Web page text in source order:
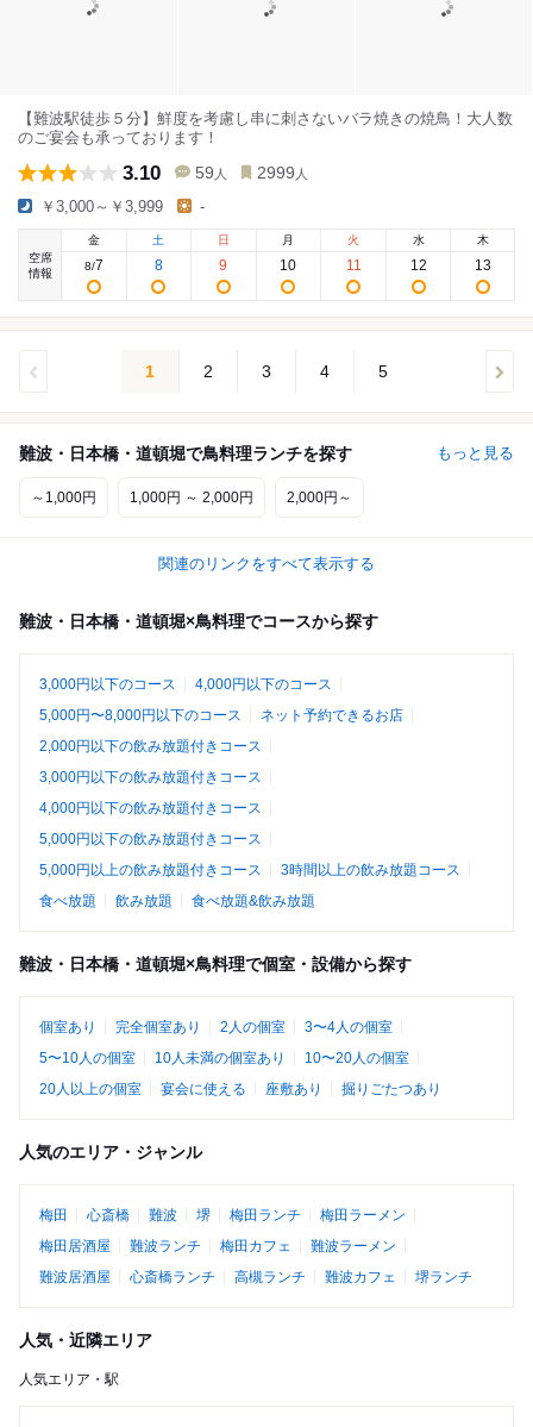
【難波駅徒歩５分】鮮度を考慮し串に刺さないバラ焼きの焼鳥！大人数
のご宴会も承っております！
3.10 59 人 2999 人
￥3,000～￥3,999 -
空席
情報
金
8/7
土
8
日
9
月
10
火
11
水
12
木
13
1 2 3 4 5
難波・日本橋・道頓堀で鳥料理ランチを探す もっと見る
～1,000円 1,000円 ～ 2,000円 2,000円～
関連のリンクをすべて表示する
難波・日本橋・道頓堀×鳥料理でコースから探す
3,000円以下のコース
4,000円以下のコース
5,000円〜8,000円以下のコース
ネット予約できるお店
2,000円以下の飲み放題付きコース
3,000円以下の飲み放題付きコース
4,000円以下の飲み放題付きコース
5,000円以下の飲み放題付きコース
5,000円以上の飲み放題付きコース
3時間以上の飲み放題コース
食べ放題
飲み放題 食べ放題&飲み放題
難波・日本橋・道頓堀×鳥料理で個室・設備から探す
個室あり 完全個室あり 2人の個室
3〜4人の個室
5〜10人の個室
10人未満の個室あり
10〜20人の個室
20人以上の個室
宴会に使える 座敷あり 掘りごたつあり
人気のエリア・ジャンル
梅田 心斎橋 難波 堺 梅田ランチ
梅田ラーメン
梅田居酒屋
難波ランチ 梅田カフェ
難波ラーメン
難波居酒屋
心斎橋ランチ 高槻ランチ 難波カフェ 堺ランチ
人気・近隣エリア
人気エリア・駅